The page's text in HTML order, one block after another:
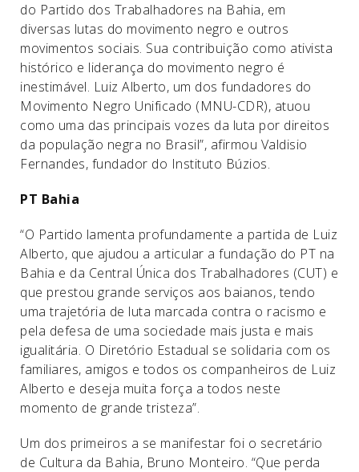
do Partido dos Trabalhadores na Bahia, em
diversas lutas do movimento negro e outros
movimentos sociais. Sua contribuição como ativista
histórico e liderança do movimento negro é
inestimável. Luiz Alberto, um dos fundadores do
Movimento Negro Unificado (MNU-CDR), atuou
como uma das principais vozes da luta por direitos
da população negra no Brasil”, afirmou Valdisio
Fernandes, fundador do Instituto Búzios.
PT Bahia
“O Partido lamenta profundamente a partida de Luiz
Alberto, que ajudou a articular a fundação do PT na
Bahia e da Central Única dos Trabalhadores (CUT) e
que prestou grande serviços aos baianos, tendo
uma trajetória de luta marcada contra o racismo e
pela defesa de uma sociedade mais justa e mais
igualitária. O Diretório Estadual se solidaria com os
familiares, amigos e todos os companheiros de Luiz
Alberto e deseja muita força a todos neste
momento de grande tristeza”.
Um dos primeiros a se manifestar foi o secretário
de Cultura da Bahia, Bruno Monteiro. “Que perda